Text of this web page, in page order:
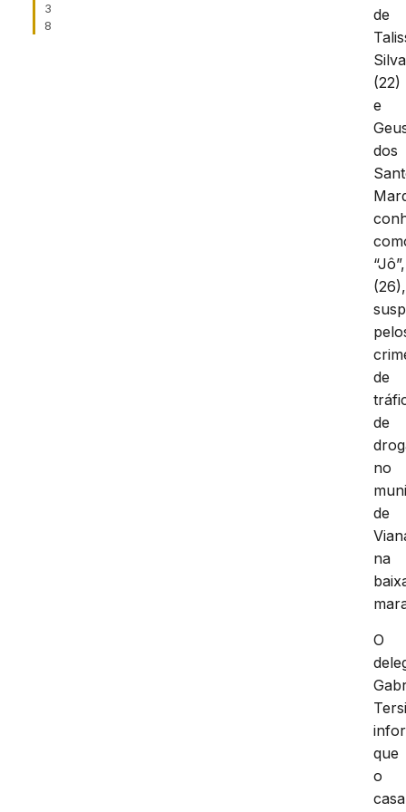
3
8
de
Silva
(22)
e
dos
“Jô”,
(26),
de
de
no
de
na
O
que
o